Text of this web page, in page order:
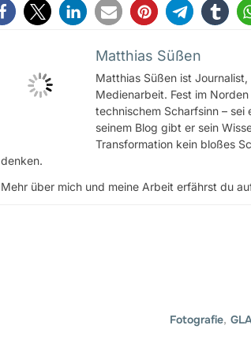
Matthias Süßen
Matthias Süßen ist
Medienarbeit. Fest im
technischem Scharfsinn –
seinem Blog gibt er sein
Transformation kein bloßes
denken.
Mehr über mich und meine Arbeit erfährst du
Fotografie,